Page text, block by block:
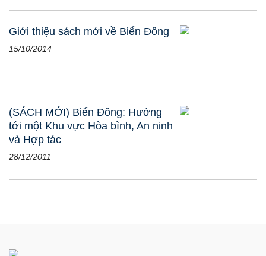
Giới thiệu sách mới về Biển Đông
15/10/2014
(SÁCH MỚI) Biển Đông: Hướng
tới một Khu vực Hòa bình, An ninh
và Hợp tác
28/12/2011